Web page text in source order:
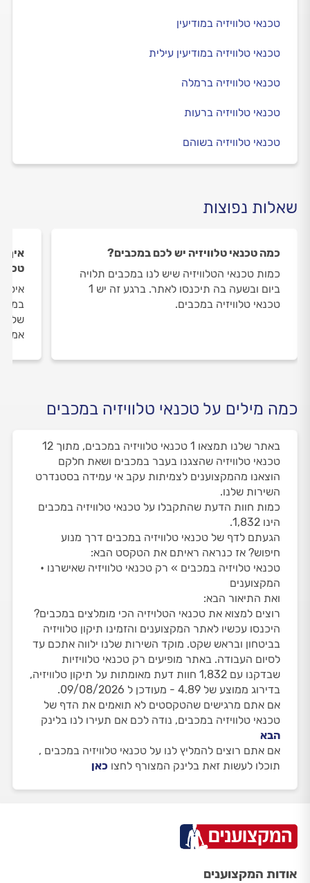
טכנאי טלוויזיה במודיעין
טכנאי טלוויזיה במודיעין עילית
טכנאי טלוויזיה ברמלה
טכנאי טלוויזיה ברעות
טכנאי טלוויזיה בשוהם
שאלות נפוצות
כמה טכנאי טלוויזיה יש לכם במכבים?
כמות טכנאי הטלוויזיה שיש לנו במכבים תלויה
ביום ובשעה בה תיכנסו לאתר. ברגע זה יש 1
טכנאי טלוויזיה במכבים.
איך
כמה מילים על טכנאי טלוויזיה במכבים
באתר שלנו תמצאו 1 טכנאי טלוויזיה במכבים, מתוך 12
טכנאי טלוויזיה שהצגנו בעבר במכבים ושאת חלקם
הוצאנו מהמקצוענים לצמיתות עקב אי עמידה בסטנדרט
השירות שלנו.
כמות חוות הדעת שהתקבלו על טכנאי טלוויזיה במכבים
הינו 1,832.
הגעתם לדף של טכנאי טלוויזיה במכבים דרך מנוע
חיפוש? אז כנראה ראיתם את הטקסט הבא:
טכנאי טלויזיה במכבים » רק טכנאי טלוויזיה שאישרנו •
המקצוענים
ואת התיאור הבא:
רוצים למצוא את טכנאי הטלויזיה הכי מומלצים במכבים?
היכנסו עכשיו לאתר המקצוענים והזמינו תיקון טלוויזיה
בביטחון ובראש שקט. מוקד השירות שלנו ילווה אתכם עד
לסיום העבודה. באתר מופיעים רק טכנאי טלוויזיות
שבדקנו עם 1,832 חוות דעת מאומתות על תיקון טלוויזיה,
בדירוג ממוצע של 4.89 - מעודכן ל 09/08/2026.
אם אתם מרגישים שהטקסטים לא תואמים את הדף של
טכנאי טלוויזיה במכבים, נודה לכם אם תעירו לנו בלינק
הבא
אם אתם רוצים להמליץ לנו על טכנאי טלוויזיה במכבים ,
תוכלו לעשות זאת בלינק המצורף לחצו כאן
אודות המקצוענים